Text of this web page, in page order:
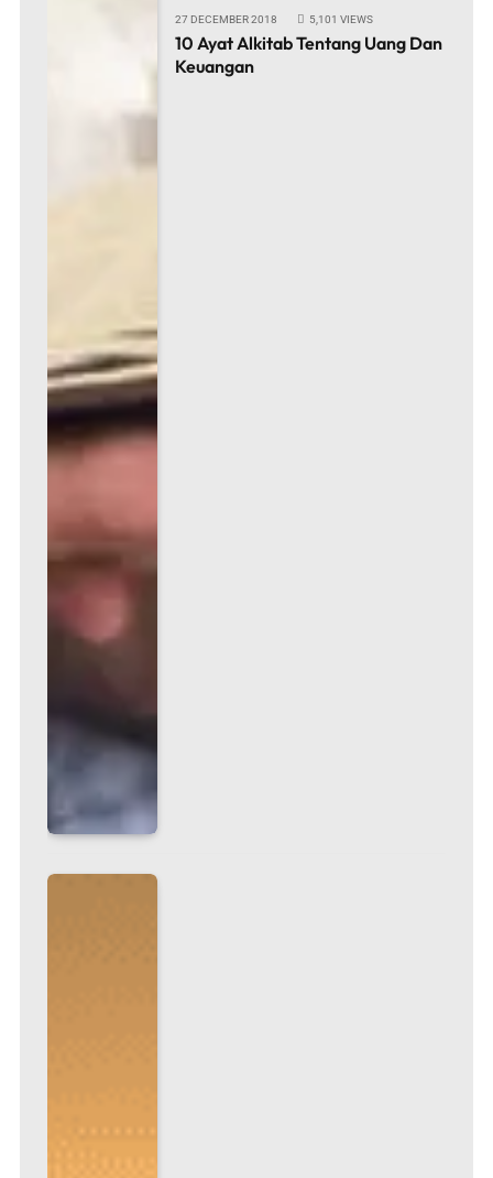
27 DECEMBER 2018 5,101 VIEWS
10 Ayat Alkitab Tentang Uang Dan
Keuangan